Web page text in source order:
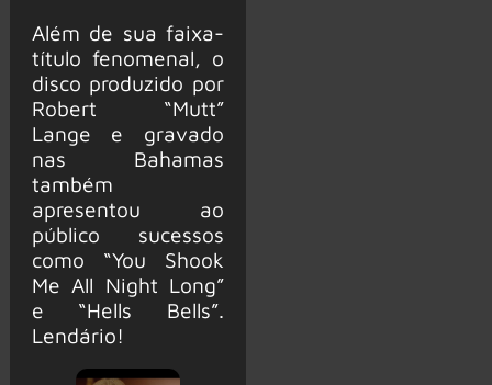
Além de sua faixa-
título fenomenal, o
disco produzido por
Robert “Mutt”
Lange e gravado
nas Bahamas
também
apresentou ao
público sucessos
como “You Shook
Me All Night Long”
e “Hells Bells”.
Lendário!